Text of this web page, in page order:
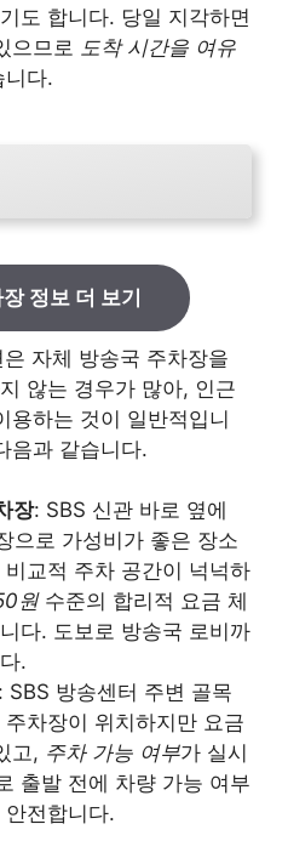
도 합니다. 당일 지각하면
으므로 도착 시간을 여유
니다.
정보 더 보기
자체 방송국 주차장을
않는 경우가 많아, 인근
용하는 것이 일반적입니
음과 같습니다.
장: SBS 신관 바로 옆에
으로 가성비가 좋은 장소
교적 주차 공간이 넉넉하
원수준의 합리적 요금 체
다. 도보로 방송국 로비까
.
SBS 방송센터 주변 골목
차장이 위치하지만 요금
고, 주차 가능 여부가 실시
출발 전에 차량 가능 여부
전합니다.